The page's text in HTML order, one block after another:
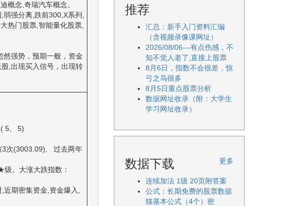
概念,奇瑞汽车概念。
强分离,跌前300,X系列,
热门股票,智能量化股票,
强势，预期一般，资金
,出现买入信号，出现转
( 5, 5)
3次(3003.09), 过去两年
。大涨大跌指数：
期密集资金,资金爆入,
推荐
汇总：新手入门资料汇编
（含视频录像课网址）
2026/08/06---有点伤感，不
知不觉人老了,直接上股票
8月6日，指数不会很差，惊
弓之鸟很多
8月5日重点股票分析
数据网址收录（附：大学生
学习网址收录）
更多
数据下载
连续加法 1级 20页附答案
公式：长期免费的股票数据
猫基本公式（4个）密